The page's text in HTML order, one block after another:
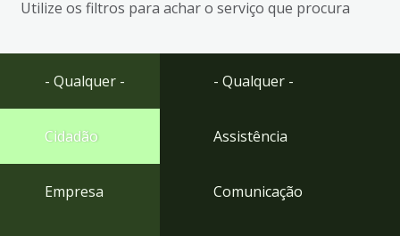
busca
Ir
rodapé
Utilize os filtros para achar o serviço que procura
- Qualquer -
Cidadão
Empresa
- Qualquer -
Assistência
Comunicação